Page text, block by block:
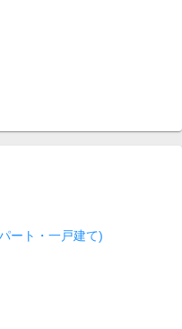
ート・一戸建て)